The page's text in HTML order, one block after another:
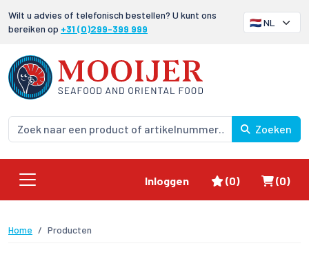
Wilt u advies of telefonisch bestellen? U kunt ons
bereiken op +31 (0)299-399 999
Zoeken
Inloggen Favorieten
(0) (0)
Home Producten